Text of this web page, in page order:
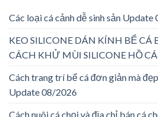
Các loại cá cảnh dễ sinh sản
KEO SILICONE DÁN KÍNH BỂ CÁ
CÁCH KHỬ MÙI SILICONE HỒ
Cách trang trí bể cá đơn giản mà
Update 08/2026
Cách nuôi cá chọi và địa chỉ bán cá